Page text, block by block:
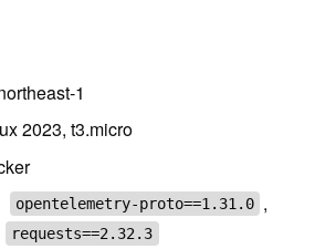
1
2023, t3.micro
opentelemetry-proto==1.31.0 ,
requests==2.32.3